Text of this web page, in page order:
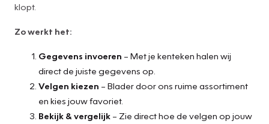
klopt.
Zo werkt het:
Gegevens invoeren – Met je kenteken halen wij
direct de juiste gegevens op.
Velgen kiezen – Blader door ons ruime assortiment
en kies jouw favoriet.
Bekijk & vergelijk – Zie direct hoe de velgen op jouw